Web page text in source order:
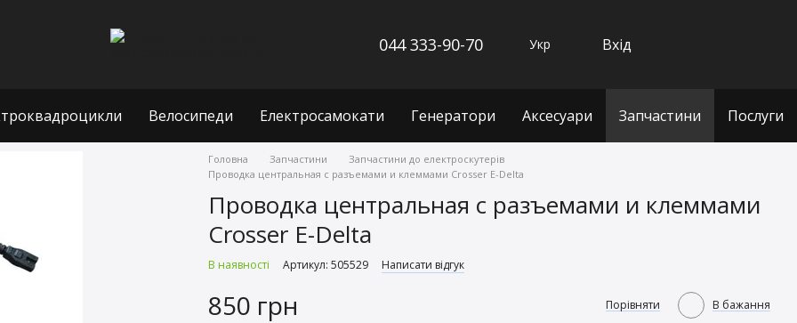
044 333-90-70 Укр Вхід
Велосипеди Електросамокати Генератори Аксесуари Запчастини Послуги
Головна Запчастини
Запчастини до електроскутерів
Проводка центральная с разъемами и клеммами Crosser E-Delta
Проводка центральная с разъемами и клеммами
Crosser E-Delta
В наявності Артикул: 505529 Написати відгук
850 грн Порівняти В бажання